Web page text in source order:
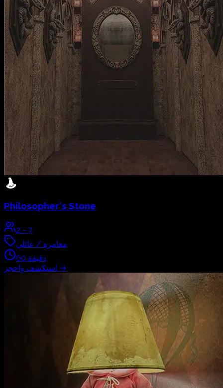
Philosopher's Stone
2 - 7
مغامرة / عائلي
60 دقيقة
استكشف واحجز →